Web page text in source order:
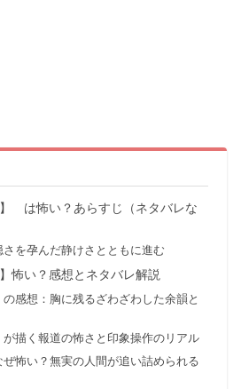
】 は怖い？あらすじ（ネタバレな
を孕んだ静けさとともに進む
怖い？感想とネタバレ解説
感想：胸に残るざわざわした余韻と
描く報道の怖さと印象操作のリアル
ぜ怖い？無実の人間が追い詰められる